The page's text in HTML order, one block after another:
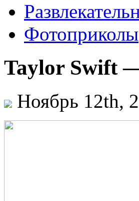
Фотоприколы
Taylor Swift
Ноябрь 12th,